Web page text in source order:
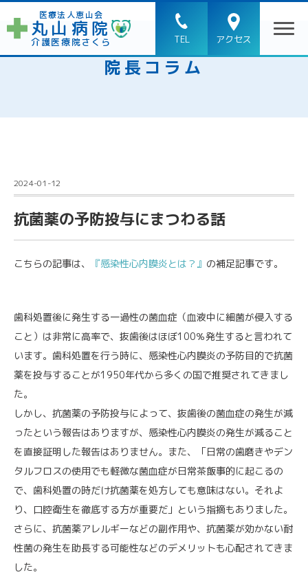
医療法人恵山会
丸山病院
介護医療院さくら TEL アクセス
院長コラム
2024-01-12
抗菌薬の予防投与にまつわる話
こちらの記事は、 『感染性心内膜炎とは？』 の補足記事です。
歯科処置後に発生する一過性の菌血症（血液中に細菌が侵入する
こと）は非常に高率で、抜歯後はほぼ100％発生すると言われて
います。歯科処置を行う時に、感染性心内膜炎の予防目的で抗菌
薬を投与することが1950年代から多くの国で推奨されてきまし
た。
しかし、抗菌薬の予防投与によって、抜歯後の菌血症の発生が減
ったという報告はありますが、感染性心内膜炎の発生が減ること
を直接証明した報告はありません。また、「日常の歯磨きやデン
タルフロスの使用でも軽微な菌血症が日常茶飯事的に起こるの
で、歯科処置の時だけ抗菌薬を処方しても意味はない。それよ
り、口腔衛生を徹底する方が重要だ」という指摘もありました。
さらに、抗菌薬アレルギーなどの副作用や、抗菌薬が効かない耐
性菌の発生を助長する可能性などのデメリットも心配されてきま
した。